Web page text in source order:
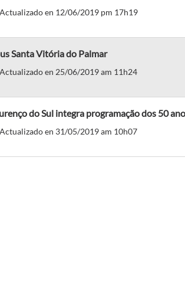
en 12/06/2019 pm 17h19
Santa Vitória do Palmar
en 25/06/2019 am 11h24
do Sul integra programação dos 50
en 31/05/2019 am 10h07